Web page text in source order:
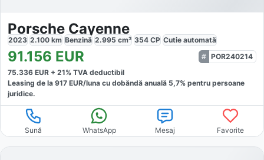
Porsche Cayenne
2023 2.100 km Benzină 2.995 cm³ 354 CP Cutie automată
91.156 EUR
POR240214
75.336 EUR + 21% TVA deductibil
Leasing de la 917 EUR/luna cu dobăndă anuală 5,7% pentru persoane
juridice.
Sună WhatsApp Mesaj Favorite